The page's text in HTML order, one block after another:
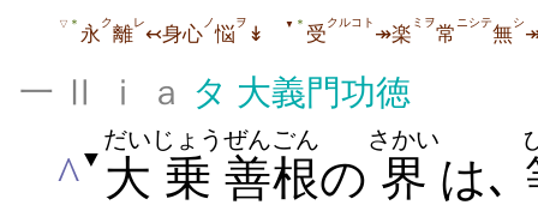
▽ ＊ 永 ク離レ↢身心ノ悩ヲ ↡ ▼ ＊ 受クルコト ↠楽 ミヲ常ニシテ無シ
一 Ⅱ ⅰ ａ タ 大義門功徳
^▼ 大
だい
乗
じょう
善根
ぜんごん
の 界
さかい
は､